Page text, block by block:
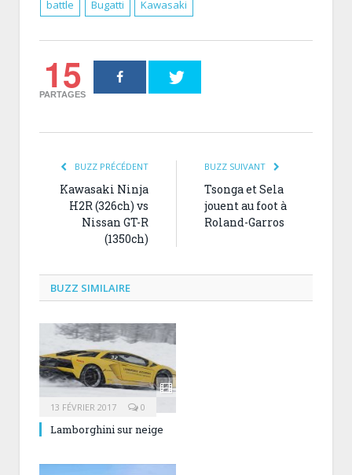
battle Bugatti Kawasaki
15
PARTAGES
BUZZ PRÉCÉDENT
Kawasaki Ninja
H2R (326ch) vs
Nissan GT-R
(1350ch)
BUZZ SUIVANT
Tsonga et Sela
jouent au foot à
Roland-Garros
BUZZ SIMILAIRE
13 FÉVRIER 2017 0
Lamborghini sur neige